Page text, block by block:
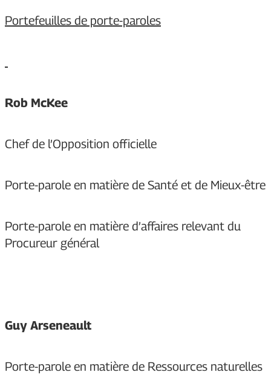
Portefeuilles de porte-paroles
Rob McKee
Chef de l’Opposition officielle
Porte-parole en matière de Santé et de Mieux-être
Porte-parole en matière d’affaires relevant du
Procureur général
Guy Arseneault
Porte-parole en matière de Ressources naturelles